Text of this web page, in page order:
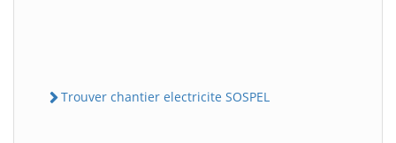
Trouver chantier electricite SOSPEL